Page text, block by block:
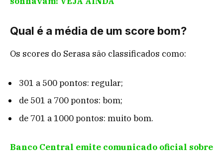
Qual é a média de um score bom?
Os scores do Serasa são classificados como:
301 a 500 pontos: regular;
de 501 a 700 pontos: bom;
de 701 a 1000 pontos: muito bom.
Banco Central emite comunicado oficial sobre